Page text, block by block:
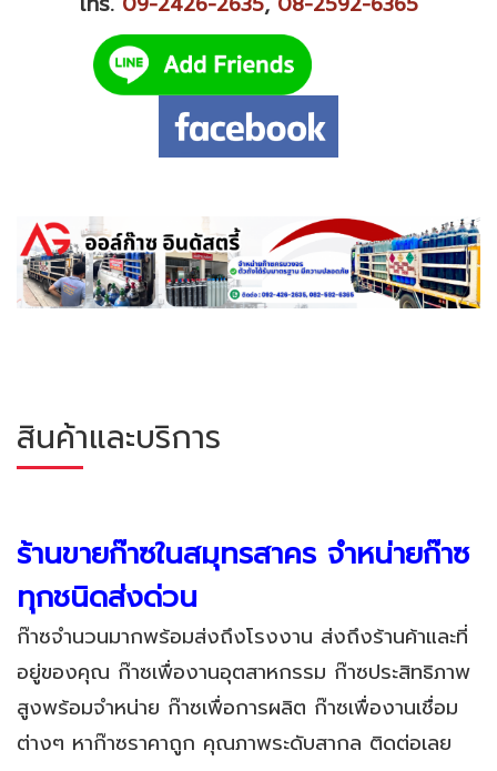
สินค้าและบริการ
ร้านขายก๊าซในสมุทรสาคร จำหน่ายก๊าซ
ทุกชนิดส่งด่วน
ก๊าซจำนวนมากพร้อมส่งถึงโรงงาน ส่งถึงร้านค้าและที่
อยู่ของคุณ ก๊าซเพื่องานอุตสาหกรรม ก๊าซประสิทธิภาพ
สูงพร้อมจำหน่าย ก๊าซเพื่อการผลิต ก๊าซเพื่องานเชื่อม
ต่างๆ หาก๊าซราคาถูก คุณภาพระดับสากล ติดต่อเลย